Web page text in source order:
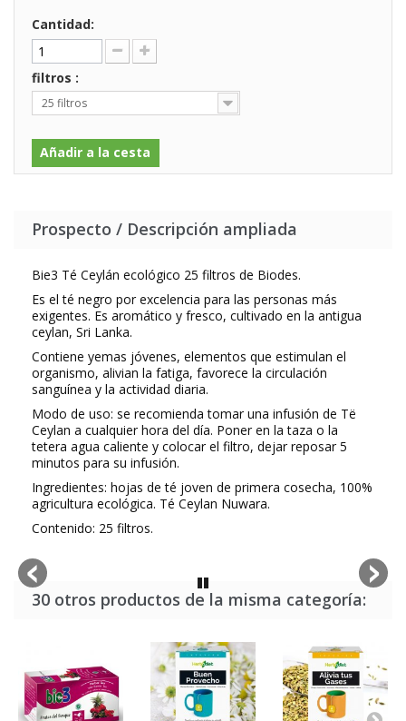
Cantidad:
filtros :
25 filtros
Añadir a la cesta
Prospecto / Descripción ampliada
Bie3 Té Ceylán ecológico 25 filtros de Biodes.
Es el té negro por excelencia para las personas más
exigentes. Es aromático y fresco, cultivado en la antigua
ceylan, Sri Lanka.
Contiene yemas jóvenes, elementos que estimulan el
organismo, alivian la fatiga, favorece la circulación
sanguínea y la actividad diaria.
Modo de uso: se recomienda tomar una infusión de Të
Ceylan a cualquier hora del día. Poner en la taza o la
tetera agua caliente y colocar el filtro, dejar reposar 5
minutos para su infusión.
Ingredientes: hojas de té joven de primera cosecha, 100%
agricultura ecológica. Té Ceylan Nuwara.
Contenido: 25 filtros.
30 otros productos de la misma categoría: